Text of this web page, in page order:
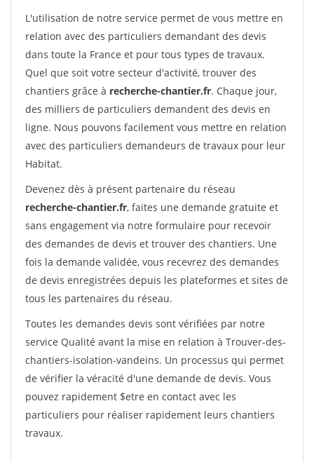
L'utilisation de notre service permet de vous mettre en
relation avec des particuliers demandant des devis
dans toute la France et pour tous types de travaux.
Quel que soit votre secteur d'activité, trouver des
chantiers grâce à recherche-chantier.fr. Chaque jour,
des milliers de particuliers demandent des devis en
ligne. Nous pouvons facilement vous mettre en relation
avec des particuliers demandeurs de travaux pour leur
Habitat.
Devenez dès à présent partenaire du réseau
recherche-chantier.fr, faites une demande gratuite et
sans engagement via notre formulaire pour recevoir
des demandes de devis et trouver des chantiers. Une
fois la demande validée, vous recevrez des demandes
de devis enregistrées depuis les plateformes et sites de
tous les partenaires du réseau.
Toutes les demandes devis sont vérifiées par notre
service Qualité avant la mise en relation à Trouver-des-
chantiers-isolation-vandeins. Un processus qui permet
de vérifier la véracité d'une demande de devis. Vous
pouvez rapidement $etre en contact avec les
particuliers pour réaliser rapidement leurs chantiers
travaux.